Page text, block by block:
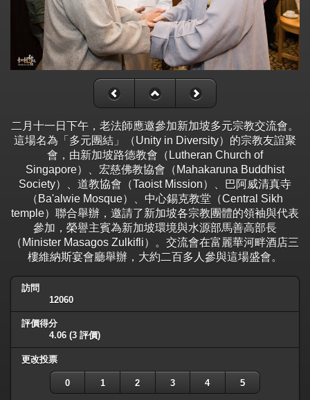
二月十一日下午，老法師應邀參加新加坡多元宗教交流會。
這場名為「多元團結」（Unity in Diversity）的宗教友誼聚
會，由新加坡路德教會（Lutheran Church of
Singapore）、宏慈佛教協會（Mahakaruna Buddhist
Society）、道教協會（Taoist Mission）、巴阿威清真寺
（Ba'alwie Mosque）、中心錫克教堂（Central Sikh
temple）聯合舉辦，邀請了新加坡各宗教團體的領袖與代表
參加，榮譽主賓為新加坡環境與水源部馬善高部長
（Minister Masagos Zulkifli）。交流會在富麗華河畔酒店三
樓維納斯宴會廳舉辦，大約二百多人參與這場盛會。
訪問
12060
評價得分
4.06 (3 評價)
更改投票
0 1 2 3 4 5